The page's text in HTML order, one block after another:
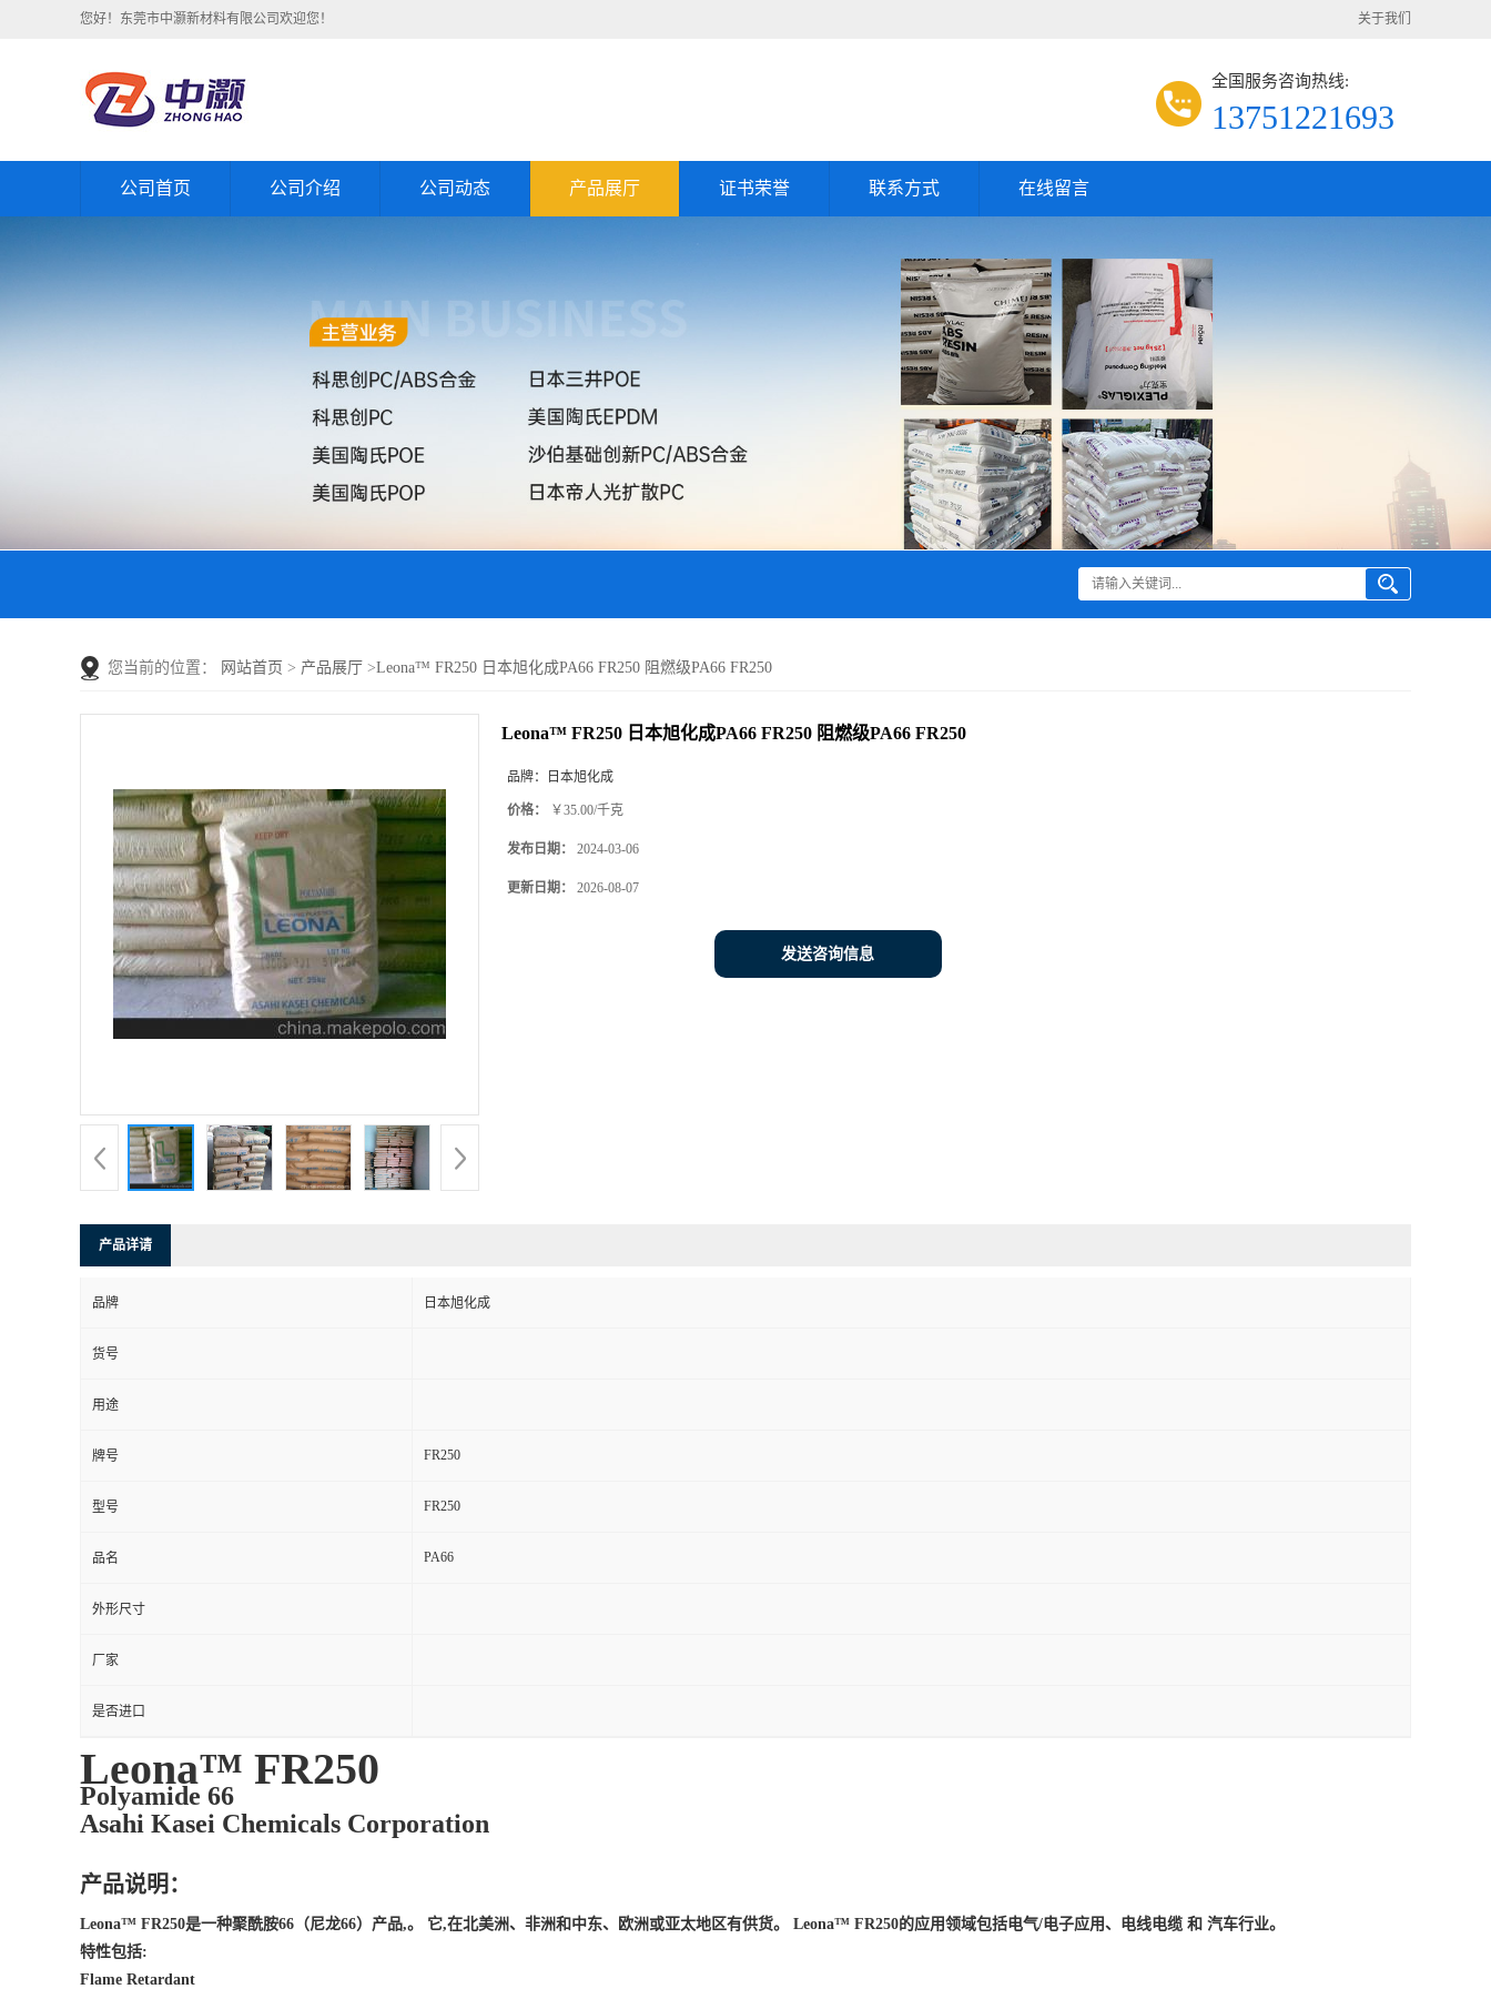
您好！东莞市中灏新材料有限公司欢迎您！ 关于我们
全国服务咨询热线:
13751221693
公司首页 公司介绍 公司动态 产品展厅 证书荣誉 联系方式 在线留言
您当前的位置： 网站首页 > 产品展厅 >Leona™ FR250 日本旭化成PA66 FR250 阻燃级PA66 FR250
Leona™ FR250 日本旭化成PA66 FR250 阻燃级PA66 FR250
品牌： 日本旭化成
价格： ￥35.00/千克
发布日期： 2024-03-06
更新日期： 2026-08-07
发送咨询信息
产品详请
品牌 日本旭化成
货号
用途
牌号 FR250
型号 FR250
品名 PA66
外形尺寸
厂家
是否进口
Leona™ FR250
Polyamide 66
Asahi Kasei Chemicals Corporation
产品说明：
Leona™ FR250是一种聚酰胺66（尼龙66）产品,。 它,在北美洲、非洲和中东、欧洲或亚太地区有供货。 Leona™ FR250的应用领域包括电气/电子应用、电线电缆 和 汽车行业。
特性包括:
Flame Retardant